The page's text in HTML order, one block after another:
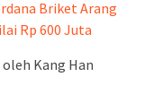
Briket Arang
Rp 600 Juta
Kang Han